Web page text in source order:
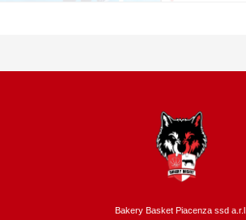
Bakery Basket Piacenza ssd a.r.l.